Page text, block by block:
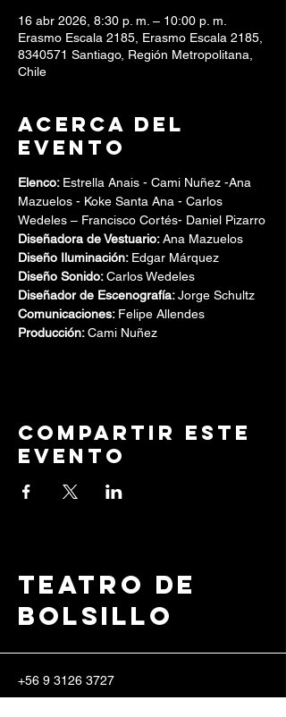
16 abr 2026, 8:30 p. m. – 10:00 p. m.
Erasmo Escala 2185, Erasmo Escala 2185,
8340571 Santiago, Región Metropolitana,
Chile
Acerca del
evento
Elenco: Estrella Anais - Cami Nuñez -Ana
Mazuelos - Koke Santa Ana - Carlos
Wedeles – Francisco Cortés- Daniel Pizarro
Diseñadora de Vestuario: Ana Mazuelos
Diseño Iluminación: Edgar Márquez
Diseño Sonido: Carlos Wedeles
Diseñador de Escenografía: Jorge Schultz
Comunicaciones: Felipe Allendes
Producción: Cami Nuñez
Compartir este
evento
Teatro de
Bolsillo
+56 9 3126 3727